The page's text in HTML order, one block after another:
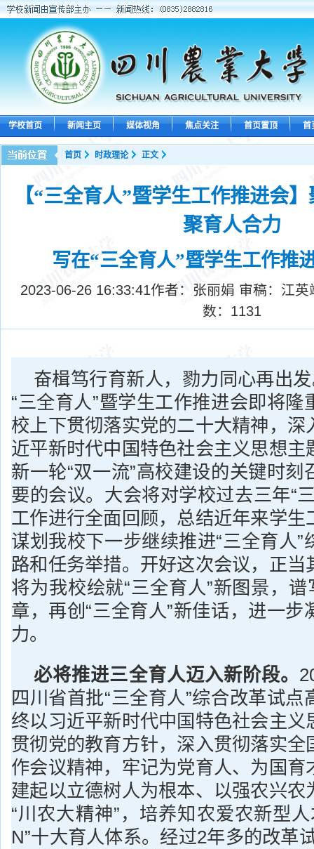
学校首页 新闻主页 媒体视角 焦点关注 首页置顶 首
首页 时政理论 正文
【“三全育人”暨学生工作推进会
聚育人合力
写在“三全育人”暨学生工作推
2023-06-26 16:33:41作者：张丽娟 审稿：江
数： 1131
奋楫笃行育新人，勠力同心再出
“三全育人”暨学生工作推进会即将隆
校上下贯彻落实党的二十大精神，深
近平新时代中国特色社会主义思想主
新一轮“双一流”高校建设的关键时刻
要的会议。大会将对学校过去三年“
工作进行全面回顾，总结近年来学生
谋划我校下一步继续推进“三全育人”
路和任务举措。开好这次会议，正当
将为我校绘就“三全育人”新图景，谱
章，再创“三全育人”新佳话，进一步
力。
必将推进三全育人迈入新阶段。
四川省首批“三全育人”综合改革试
终以习近平新时代中国特色社会主义
贯彻党的教育方针，深入贯彻落实全
作会议精神，牢记为党育人、为国育
建起以立德树人为根本、以强农兴农
“川农大精神”，培养知农爱农新型
N”十大育人体系。经过2年多的改革